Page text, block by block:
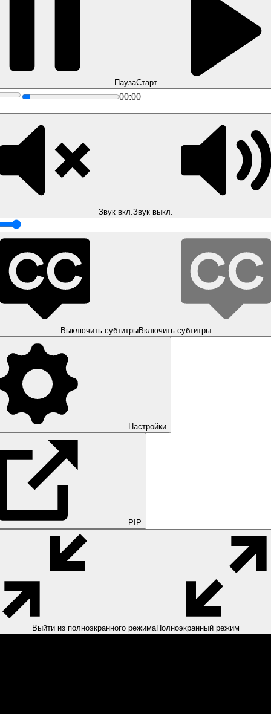
ПаузаСтарт
00:00
Звук вкл. Звук выкл.
Выключить субтитрыВключить субтитры
Настройки
PIP
Выйти из полноэкранного режимаПолноэкранный режим